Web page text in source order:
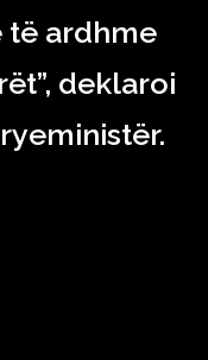
të ardhme
deklaroi